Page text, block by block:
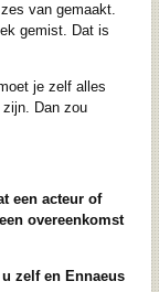
van gemaakt.
gemist. Dat is
je zelf alles
Dan zou
een acteur of
overeenkomst
zelf en Ennaeus